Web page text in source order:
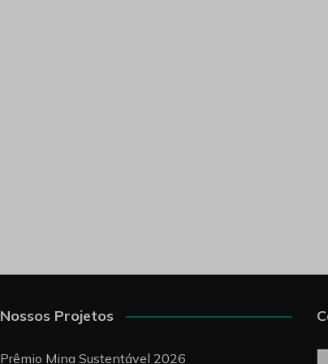
Nossos Projetos
Prêmio Mina Sustentável 2026